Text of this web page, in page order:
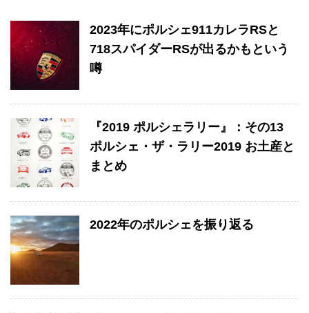
2023年にポルシェ911カレラRSと
718スパイダーRSが出るかもという
噂
『2019 ポルシェラリー』：その13
ポルシェ・ザ・ラリー2019 お土産と
まとめ
2022年のポルシェを振り返る